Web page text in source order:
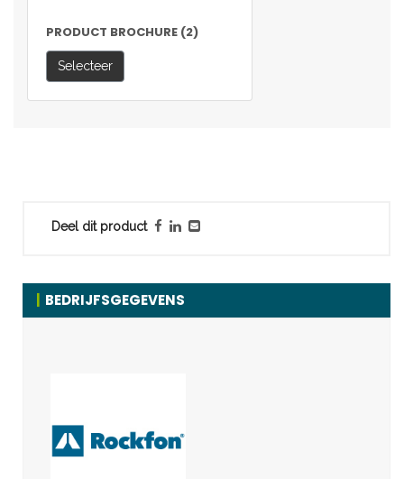
Deel dit product
BEDRIJFSGEGEVENS
PRODUCT BROCHURE (2)
Selecteer